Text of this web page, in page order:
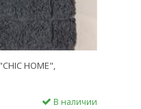
HOME",
В наличии